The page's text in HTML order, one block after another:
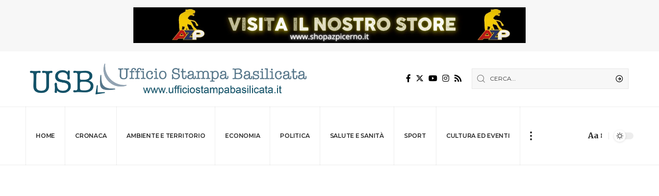
HOME CRONACA AMBIENTE E TERRITORIO ECONOMIA POLITICA SALUTE E SANITÀ SPORT CULTURA ED EVENTI Aa